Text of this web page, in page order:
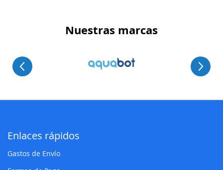
Nuestras marcas
Enlaces rápidos
Gastos de Envío